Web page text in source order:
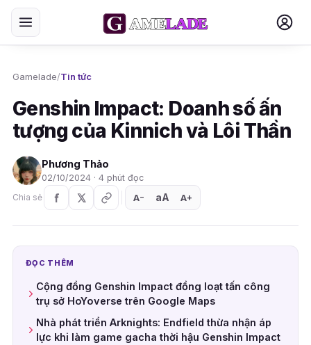
Gamelade/Tin tức
Genshin Impact: Doanh số ấn
tượng của Kinnich và Lôi Thần
Phương Thảo
02/10/2024 · 4 phút đọc
Chia sẻ
A− aA A+
ĐỌC THÊM
Cộng đồng Genshin Impact đồng loạt tấn công
trụ sở HoYoverse trên Google Maps
Nhà phát triển Arknights: Endfield thừa nhận áp
lực khi làm game gacha thời hậu Genshin Impact